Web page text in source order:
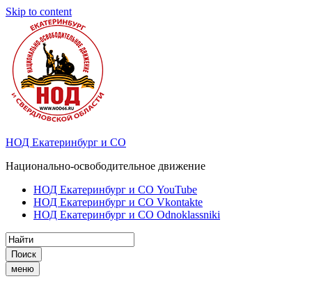
Skip to content
НОД Екатеринбург и СО
Национально-освободительное движение
НОД Екатеринбург и СО YouTube
НОД Екатеринбург и СО Vkontakte
НОД Екатеринбург и СО Odnoklassniki
Поиск
меню